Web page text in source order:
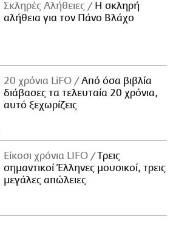
Σκληρές Αλήθειες
H σκληρή
αλήθεια για τον Πάνο Βλάχο
20 χρόνια LiFO
Από όσα βιβλία
διάβασες τα τελευταία 20 χρόνια,
αυτό ξεχωρίζεις
Είκοσι χρόνια LIFO
Tρεις
σημαντικοί Έλληνες μουσικοί, τρεις
μεγάλες απώλειες